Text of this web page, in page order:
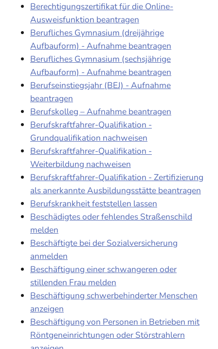
Berechtigungszertifikat für die Online-
Ausweisfunktion beantragen
Berufliches Gymnasium (dreijährige
Aufbauform) - Aufnahme beantragen
Berufliches Gymnasium (sechsjährige
Aufbauform) - Aufnahme beantragen
Berufseinstiegsjahr (BEJ) - Aufnahme
beantragen
Berufskolleg – Aufnahme beantragen
Berufskraftfahrer-Qualifikation -
Grundqualifikation nachweisen
Berufskraftfahrer-Qualifikation -
Weiterbildung nachweisen
Berufskraftfahrer-Qualifikation - Zertifizierung
als anerkannte Ausbildungsstätte beantragen
Berufskrankheit feststellen lassen
Beschädigtes oder fehlendes Straßenschild
melden
Beschäftigte bei der Sozialversicherung
anmelden
Beschäftigung einer schwangeren oder
stillenden Frau melden
Beschäftigung schwerbehinderter Menschen
anzeigen
Beschäftigung von Personen in Betrieben mit
Röntgeneinrichtungen oder Störstrahlern